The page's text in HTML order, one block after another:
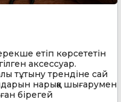
етіп көрсететін
аксессуар.
тұтыну трендіне сай
нарыққа шығарумен
бірегей